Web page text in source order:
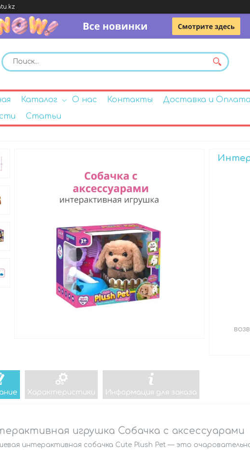
Каталог О нас Контакты Доставка и Оплата
Статьи
Характеристики Информация для заказа
игрушка Собачка с аксессуарами
интерактивная собачка Cute Plush Pet — это